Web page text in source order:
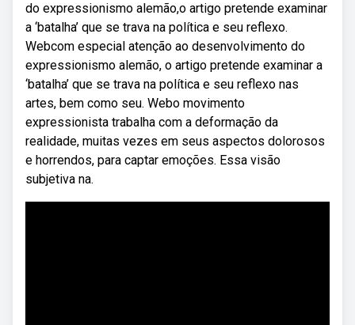
do expressionismo alemão,o artigo pretende examinar
a ‘batalha’ que se trava na política e seu reflexo.
Webcom especial atenção ao desenvolvimento do
expressionismo alemão, o artigo pretende examinar a
‘batalha’ que se trava na política e seu reflexo nas
artes, bem como seu. Webo movimento
expressionista trabalha com a deformação da
realidade, muitas vezes em seus aspectos dolorosos
e horrendos, para captar emoções. Essa visão
subjetiva na.